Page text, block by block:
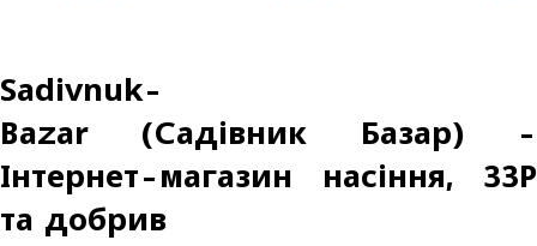
Sadivnuk-
Bazar (Садівник Базар) -
Інтернет-магазин насіння, ЗЗР
та добрив